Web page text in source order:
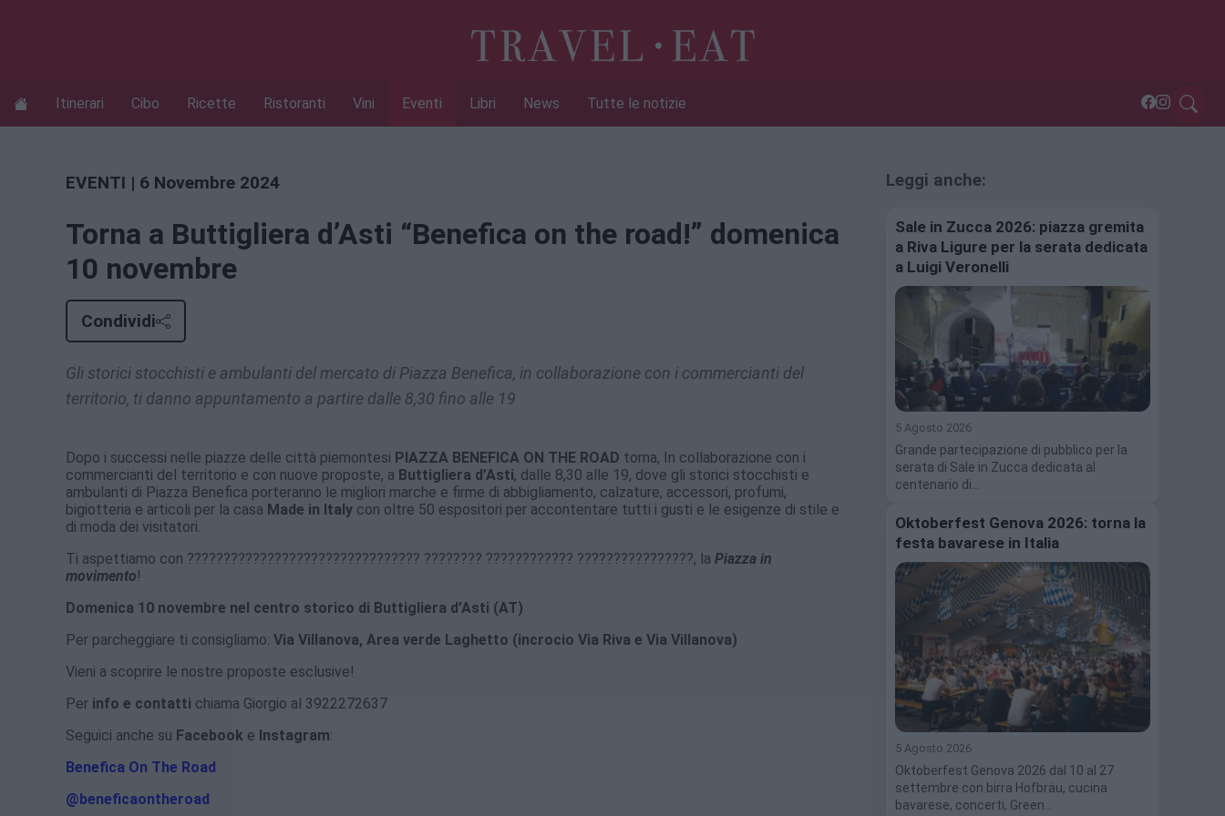
Itinerari Cibo Ricette Ristoranti Vini Eventi Libri News Tutte le notizie
EVENTI | 6 Novembre 2024
Torna a Buttigliera d’Asti “Benefica on the road!” domenica
10 novembre
Condividi
Gli storici stocchisti e ambulanti del mercato di Piazza Benefica, in collaborazione con i commercianti del
territorio, ti danno appuntamento a partire dalle 8,30 fino alle 19
Dopo i successi nelle piazze delle città piemontesi PIAZZA BENEFICA ON THE ROAD torna, In collaborazione con i
commercianti del territorio e con nuove proposte, a Buttigliera d’Asti, dalle 8,30 alle 19, dove gli storici stocchisti e
ambulanti di Piazza Benefica porteranno le migliori marche e firme di abbigliamento, calzature, accessori, profumi,
bigiotteria e articoli per la casa Made in Italy con oltre 50 espositori per accontentare tutti i gusti e le esigenze di stile e
di moda dei visitatori.
Ti aspettiamo con ???????????????????????????????? ???????? ???????????? ????????????????, la Piazza in
movimento!
Domenica 10 novembre nel centro storico di Buttigliera d’Asti (AT)
Per parcheggiare ti consigliamo: Via Villanova, Area verde Laghetto (incrocio Via Riva e Via Villanova)
Vieni a scoprire le nostre proposte esclusive!
Per info e contatti chiama Giorgio al 3922272637
Seguici anche su Facebook e Instagram:
Benefica On The Road
@beneficaontheroad
Leggi anche:
Sale in Zucca 2026: piazza gremita
a Riva Ligure per la serata dedicata
a Luigi Veronelli
5 Agosto 2026
Grande partecipazione di pubblico per la
serata di Sale in Zucca dedicata al
centenario di…
Oktoberfest Genova 2026: torna la
festa bavarese in Italia
5 Agosto 2026
Oktoberfest Genova 2026 dal 10 al 27
settembre con birra Hofbräu, cucina
bavarese, concerti, Green…